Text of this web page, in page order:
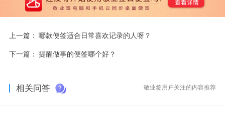
上一篇： 哪款便签适合日常喜欢记录的人呀？
下一篇： 提醒做事的便签哪个好？
相关问答 敬业签用户关注的内容推荐